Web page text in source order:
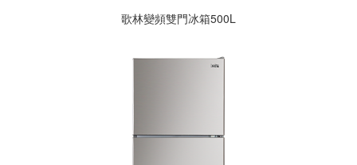
歌林變頻雙門冰箱500L